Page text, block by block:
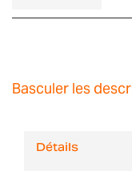
Basculer les
Détails